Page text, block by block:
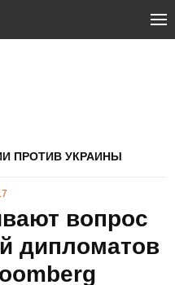
ПРОТИВ УКРАИНЫ
вопрос
дипломатов